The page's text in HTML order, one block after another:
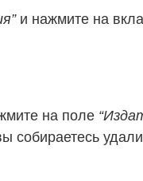
и нажмите на
на поле
собираетесь